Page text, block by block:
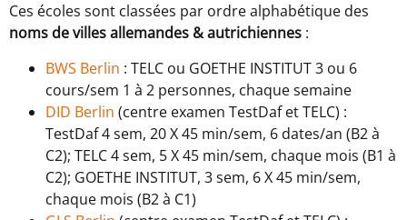
Ces écoles sont classées par ordre alphabétique des
noms de villes allemandes & autrichiennes :
BWS Berlin : TELC ou GOETHE INSTITUT 3 ou 6
cours/sem 1 à 2 personnes, chaque semaine
DID Berlin (centre examen TestDaf et TELC) :
TestDaf 4 sem, 20 X 45 min/sem, 6 dates/an (B2 à
C2); TELC 4 sem, 5 X 45 min/sem, chaque mois (B1 à
C2); GOETHE INSTITUT, 3 sem, 6 X 45 min/sem,
chaque mois (B2 à C1)